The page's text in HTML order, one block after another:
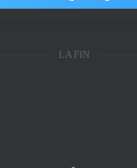
LA FIN